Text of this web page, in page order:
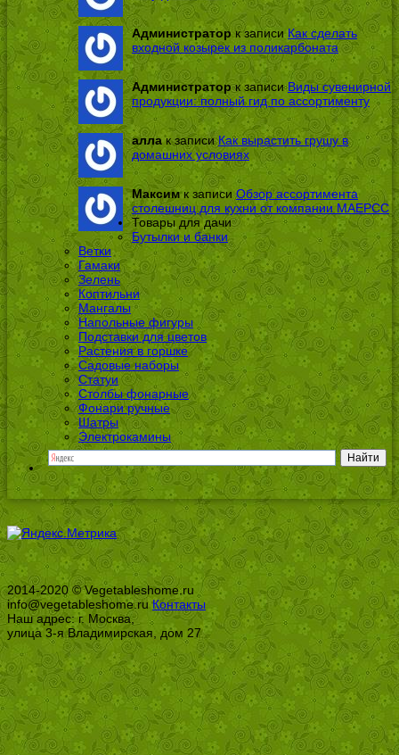
Администраторк записиКак сделать
входной козырек из поликарбоната
Администраторк записиВиды сувенирной
продукции: полный гид по ассортименту
аллак записиКак вырастить грушу в
домашних условиях
Максимк записиОбзор ассортимента
столешниц для кухни от компании МАЕРСС
Товары для дачи
Бутылки и банки
Ветки
Гамаки
Зелень
Коптильни
Мангалы
Напольные фигуры
Подставки для цветов
Растения в горшке
Садовые наборы
Статуи
Столбы фонарные
Фонари ручные
Шатры
Электрокамины
2014-2020 © Vegetableshome.ru
info@vegetableshome.ruКонтакты
Наш адрес: г. Москва,
улица 3-я Владимирская, дом 27